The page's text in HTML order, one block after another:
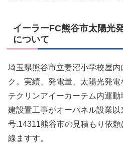
イーラーFC熊谷市太陽光
について
埼玉県熊谷市立妻沼小学校屋
ク。実績、発電量、太陽光発
テクリンアイーカーテム内運動
建設置工事がオーパネル設業
号.14311熊谷市の見積もり依
線ますす。